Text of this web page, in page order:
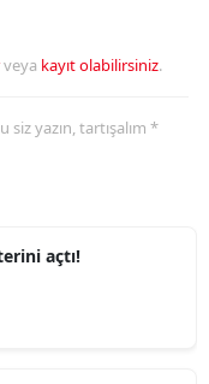
veya kayıt olabilirsiniz.
yazın, tartışalım *
açtı!